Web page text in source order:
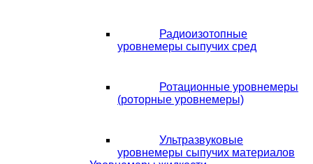
Радиоизотопные
уровнемеры сыпучих сред
Ротационные уровнемеры
(роторные уровнемеры)
Ультразвуковые
уровнемеры сыпучих материалов